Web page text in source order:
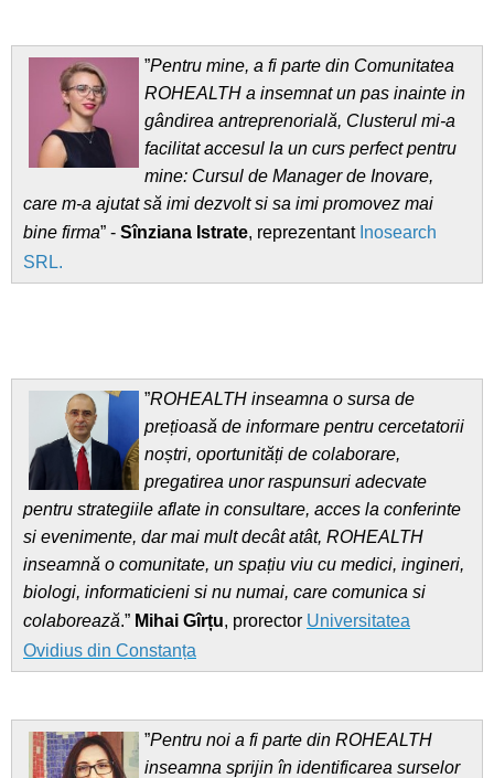
”Pentru mine, a fi parte din Comunitatea
ROHEALTH a insemnat un pas inainte in
gândirea antreprenorială, Clusterul mi-a
facilitat accesul la un curs perfect pentru
mine: Cursul de Manager de Inovare,
care m-a ajutat să imi dezvolt si sa imi promovez mai
bine firma” - Sînziana Istrate, reprezentant Inosearch
SRL.
”ROHEALTH inseamna o sursa de
prețioasă de informare pentru cercetatorii
noștri, oportunități de colaborare,
pregatirea unor raspunsuri adecvate
pentru strategiile aflate in consultare, acces la conferinte
si evenimente, dar mai mult decât atât, ROHEALTH
inseamnă o comunitate, un spațiu viu cu medici, ingineri,
biologi, informaticieni si nu numai, care comunica si
colaborează.” Mihai Gîrțu, prorector Universitatea
Ovidius din Constanța
”Pentru noi a fi parte din ROHEALTH
inseamna sprijin în identificarea surselor